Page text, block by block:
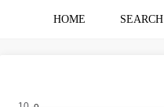
HOME SEARCH